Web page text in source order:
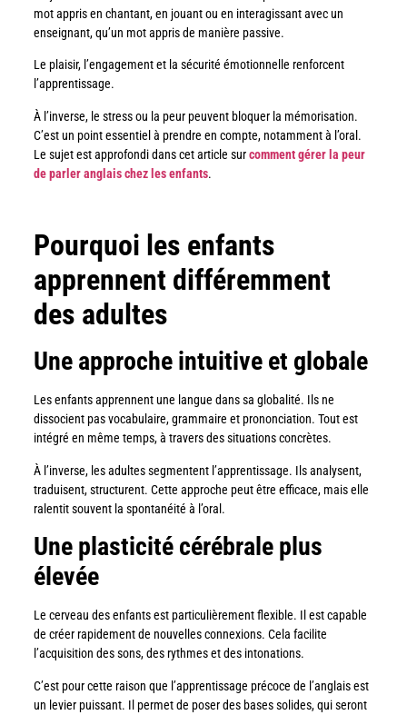
mot appris en chantant, en jouant ou en interagissant avec un
enseignant, qu’un mot appris de manière passive.
Le plaisir, l’engagement et la sécurité émotionnelle renforcent
l’apprentissage.
À l’inverse, le stress ou la peur peuvent bloquer la mémorisation.
C’est un point essentiel à prendre en compte, notamment à l’oral.
Le sujet est approfondi dans cet article surcomment gérer la peur
de parler anglais chez les enfants.
Pourquoi les enfants
apprennent différemment
des adultes
Une approche intuitive et globale
Les enfants apprennent une langue dans sa globalité. Ils ne
dissocient pas vocabulaire, grammaire et prononciation. Tout est
intégré en même temps, à travers des situations concrètes.
À l’inverse, les adultes segmentent l’apprentissage. Ils analysent,
traduisent, structurent. Cette approche peut être efficace, mais elle
ralentit souvent la spontanéité à l’oral.
Une plasticité cérébrale plus
élevée
Le cerveau des enfants est particulièrement flexible. Il est capable
de créer rapidement de nouvelles connexions. Cela facilite
l’acquisition des sons, des rythmes et des intonations.
C’est pour cette raison que l’apprentissage précoce de l’anglais est
un levier puissant. Il permet de poser des bases solides, qui seront